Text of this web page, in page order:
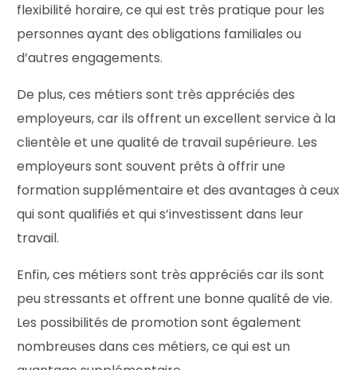
flexibilité horaire, ce qui est très pratique pour les
personnes ayant des obligations familiales ou
d’autres engagements.
De plus, ces métiers sont très appréciés des
employeurs, car ils offrent un excellent service à la
clientèle et une qualité de travail supérieure. Les
employeurs sont souvent prêts à offrir une
formation supplémentaire et des avantages à ceux
qui sont qualifiés et qui s’investissent dans leur
travail.
Enfin, ces métiers sont très appréciés car ils sont
peu stressants et offrent une bonne qualité de vie.
Les possibilités de promotion sont également
nombreuses dans ces métiers, ce qui est un